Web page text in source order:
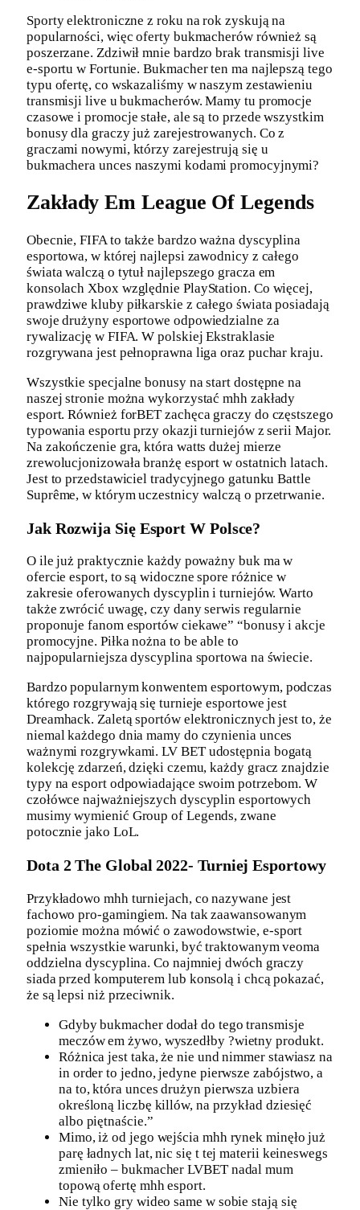
Sporty elektroniczne z roku na rok zyskują na
popularności, więc oferty bukmacherów również są
poszerzane. Zdziwił mnie bardzo brak transmisji live
e-sportu w Fortunie. Bukmacher ten ma najlepszą tego
typu ofertę, co wskazaliśmy w naszym zestawieniu
transmisji live u bukmacherów. Mamy tu promocje
czasowe i promocje stałe, ale są to przede wszystkim
bonusy dla graczy już zarejestrowanych. Co z
graczami nowymi, którzy zarejestrują się u
bukmachera unces naszymi kodami promocyjnymi?
Zakłady Em League Of Legends
Obecnie, FIFA to także bardzo ważna dyscyplina
esportowa, w której najlepsi zawodnicy z całego
świata walczą o tytuł najlepszego gracza em
konsolach Xbox względnie PlayStation. Co więcej,
prawdziwe kluby piłkarskie z całego świata posiadają
swoje drużyny esportowe odpowiedzialne za
rywalizację w FIFA. W polskiej Ekstraklasie
rozgrywana jest pełnoprawna liga oraz puchar kraju.
Wszystkie specjalne bonusy na start dostępne na
naszej stronie można wykorzystać mhh zakłady
esport. Również forBET zachęca graczy do częstszego
typowania esportu przy okazji turniejów z serii Major.
Na zakończenie gra, która watts dużej mierze
zrewolucjonizowała branżę esport w ostatnich latach.
Jest to przedstawiciel tradycyjnego gatunku Battle
Suprême, w którym uczestnicy walczą o przetrwanie.
Jak Rozwija Się Esport W Polsce?
O ile już praktycznie każdy poważny buk ma w
ofercie esport, to są widoczne spore różnice w
zakresie oferowanych dyscyplin i turniejów. Warto
także zwrócić uwagę, czy dany serwis regularnie
proponuje fanom esportów ciekawe” “bonusy i akcje
promocyjne. Piłka nożna to be able to
najpopularniejsza dyscyplina sportowa na świecie.
Bardzo popularnym konwentem esportowym, podczas
którego rozgrywają się turnieje esportowe jest
Dreamhack. Zaletą sportów elektronicznych jest to, że
niemal każdego dnia mamy do czynienia unces
ważnymi rozgrywkami. LV BET udostępnia bogatą
kolekcję zdarzeń, dzięki czemu, każdy gracz znajdzie
typy na esport odpowiadające swoim potrzebom. W
czołówce najważniejszych dyscyplin esportowych
musimy wymienić Group of Legends, zwane
potocznie jako LoL.
Dota 2 The Global 2022- Turniej Esportowy
Przykładowo mhh turniejach, co nazywane jest
fachowo pro-gamingiem. Na tak zaawansowanym
poziomie można mówić o zawodowstwie, e-sport
spełnia wszystkie warunki, być traktowanym veoma
oddzielna dyscyplina. Co najmniej dwóch graczy
siada przed komputerem lub konsolą i chcą pokazać,
że są lepsi niż przeciwnik.
Gdyby bukmacher dodał do tego transmisje
meczów em żywo, wyszedłby ?wietny produkt.
Różnica jest taka, że nie und nimmer stawiasz na
in order to jedno, jedyne pierwsze zabójstwo, a
na to, która unces drużyn pierwsza uzbiera
określoną liczbę killów, na przykład dziesięć
albo piętnaście.”
Mimo, iż od jego wejścia mhh rynek minęło już
parę ładnych lat, nic się t tej materii keineswegs
zmieniło – bukmacher LVBET nadal mum
topową ofertę mhh esport.
Nie tylko gry wideo same w sobie stają się